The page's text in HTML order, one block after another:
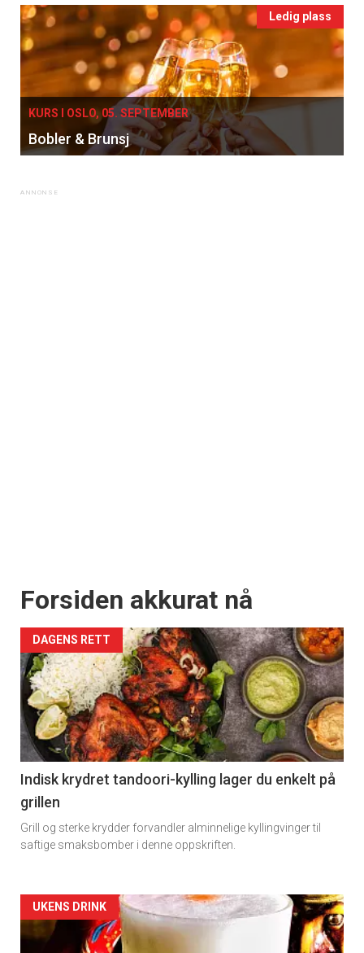
Ledig plass
KURS I OSLO, 05. SEPTEMBER
Bobler & Brunsj
Forsiden akkurat nå
DAGENS RETT
Indisk krydret tandoori-kylling lager du enkelt på
grillen
Grill og sterke krydder forvandler alminnelige kyllingvinger til
saftige smaksbomber i denne oppskriften.
Forsiden
akkurat
UKENS DRINK